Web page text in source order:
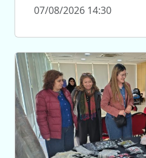
07/08/2026 14:30